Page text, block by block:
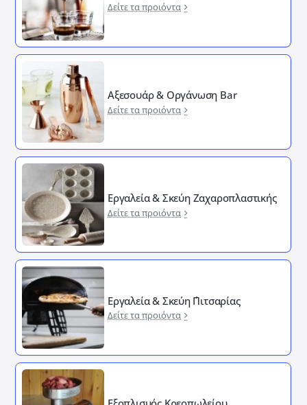
Δείτε τα προιόντα
Αξεσουάρ & Οργάνωση Bar
Δείτε τα προιόντα
Εργαλεία & Σκεύη Ζαχαροπλαστικής
Δείτε τα προιόντα
Εργαλεία & Σκεύη ΄Πιτσαρίας
Δείτε τα προιόντα